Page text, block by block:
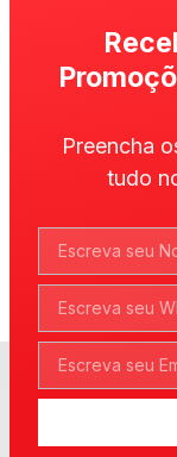
Preencha
tudo